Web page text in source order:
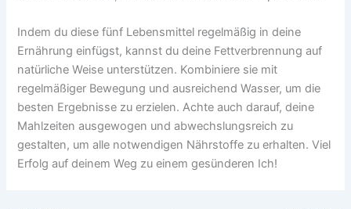
Indem du diese fünf Lebensmittel regelmäßig in deine
Ernährung einfügst, kannst du deine Fettverbrennung auf
natürliche Weise unterstützen. Kombiniere sie mit
regelmäßiger Bewegung und ausreichend Wasser, um die
besten Ergebnisse zu erzielen. Achte auch darauf, deine
Mahlzeiten ausgewogen und abwechslungsreich zu
gestalten, um alle notwendigen Nährstoffe zu erhalten. Viel
Erfolg auf deinem Weg zu einem gesünderen Ich!